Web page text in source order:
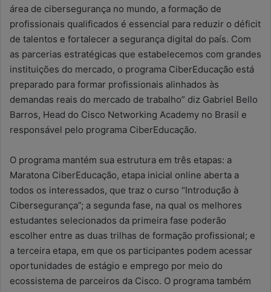
área de cibersegurança no mundo, a formação de
profissionais qualificados é essencial para reduzir o déficit
de talentos e fortalecer a segurança digital do país. Com
as parcerias estratégicas que estabelecemos com grandes
instituições do mercado, o programa CiberEducação está
preparado para formar profissionais alinhados às
demandas reais do mercado de trabalho” diz Gabriel Bello
Barros, Head do Cisco Networking Academy no Brasil e
responsável pelo programa CiberEducação.
O programa mantém sua estrutura em três etapas: a
Maratona CiberEducação, etapa inicial online aberta a
todos os interessados, que traz o curso “Introdução à
Cibersegurança”; a segunda fase, na qual os melhores
estudantes selecionados da primeira fase poderão
escolher entre as duas trilhas de formação profissional; e
a terceira etapa, em que os participantes podem acessar
oportunidades de estágio e emprego por meio do
ecossistema de parceiros da Cisco. O programa também